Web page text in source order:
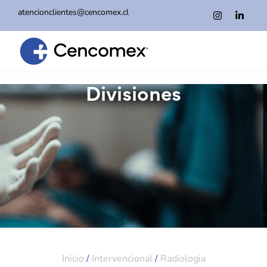
atencionclientes@cencomex.cl
Divisiones
Inicio / Intervencional/ Radiologia